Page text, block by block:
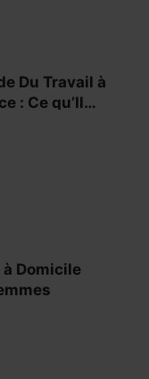
Du Travail à
: Ce qu’Il
à Domicile